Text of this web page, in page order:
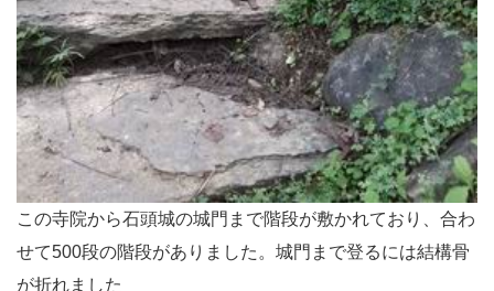
この寺院から石頭城の城門まで階段が敷かれており、合わ
せて500段の階段がありました。城門まで登るには結構骨
が折れました